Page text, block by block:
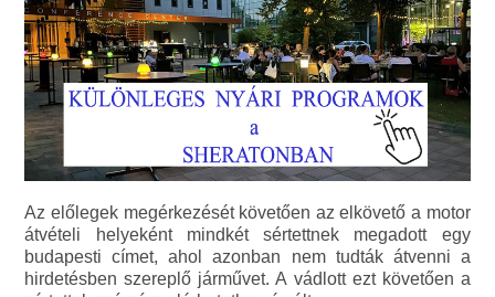
Az előlegek megérkezését követően az elkövető a motor
átvételi helyeként mindkét sértettnek megadott egy
budapesti címet, ahol azonban nem tudták átvenni a
hirdetésben szereplő járművet. A vádlott ezt követően a